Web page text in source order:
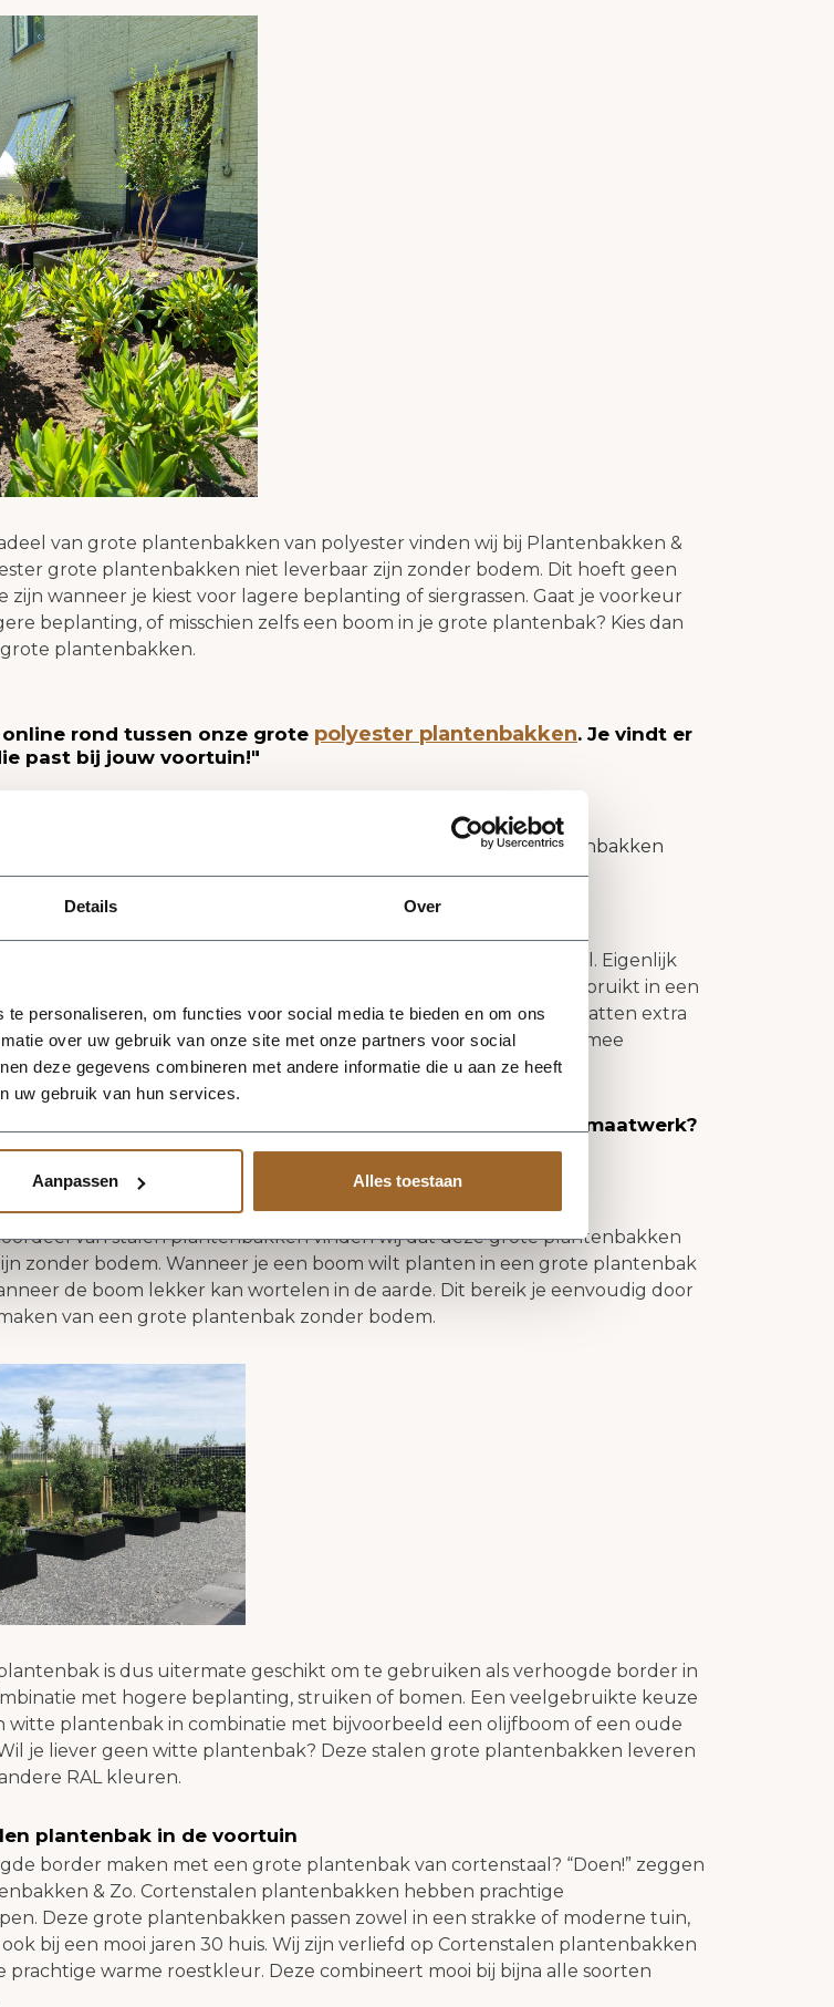
Details Over
personaliseren, om functies voor social media te bieden en om ons
over uw gebruik van onze site met onze partners voor social
deze gegevens combineren met andere informatie die u aan ze heeft
uw gebruik van hun services.
Aanpassen Alles toestaan
van grote plantenbakken van polyester vinden wij bij Plantenbakken &
grote plantenbakken niet leverbaar zijn zonder bodem. Dit hoeft geen
zijn wanneer je kiest voor lagere beplanting of siergrassen. Gaat je voorkeur
beplanting, of misschien zelfs een boom in je grote plantenbak? Kies dan
plantenbakken.
rond tussen onze grote polyester plantenbakken. Je vindt er
past bij jouw voortuin!"
plantenbak niet helemaal jouw voorkeur? Naast witte plantenbakken
polyester plantenbakken ook in 6 andere RAL kleuren.
zijn gemaakt van thermisch verzinkt en gepoedercoat staal. Eigenlijk
plantenbak dus. Grote plantenbakken van staal worden veel gebruikt in een
middelpunt in een achtertuin. Onze stalen plantenbakken bevatten extra
in de hoekstukken en in het midden van de plantenbakken. Hiermee
wij dat de grote plantenbakken van staal bol gaan staan.
ook kunnen leveren als maatwerk?
naar de mogelijkheden!"
van stalen plantenbakken vinden wij dat deze grote plantenbakken
zonder bodem. Wanneer je een boom wilt planten in een grote plantenbak
de boom lekker kan wortelen in de aarde. Dit bereik je eenvoudig door
van een grote plantenbak zonder bodem.
is dus uitermate geschikt om te gebruiken als verhoogde border in
met hogere beplanting, struiken of bomen. Een veelgebruikte keuze
witte plantenbak in combinatie met bijvoorbeeld een olijfboom of een oude
je liever geen witte plantenbak? Deze stalen grote plantenbakken leveren
RAL kleuren.
plantenbak in de voortuin
border maken met een grote plantenbak van cortenstaal? “Doen!” zeggen
& Zo. Cortenstalen plantenbakken hebben prachtige
Deze grote plantenbakken passen zowel in een strakke of moderne tuin,
bij een mooi jaren 30 huis. Wij zijn verliefd op Cortenstalen plantenbakken
prachtige warme roestkleur. Deze combineert mooi bij bijna alle soorten